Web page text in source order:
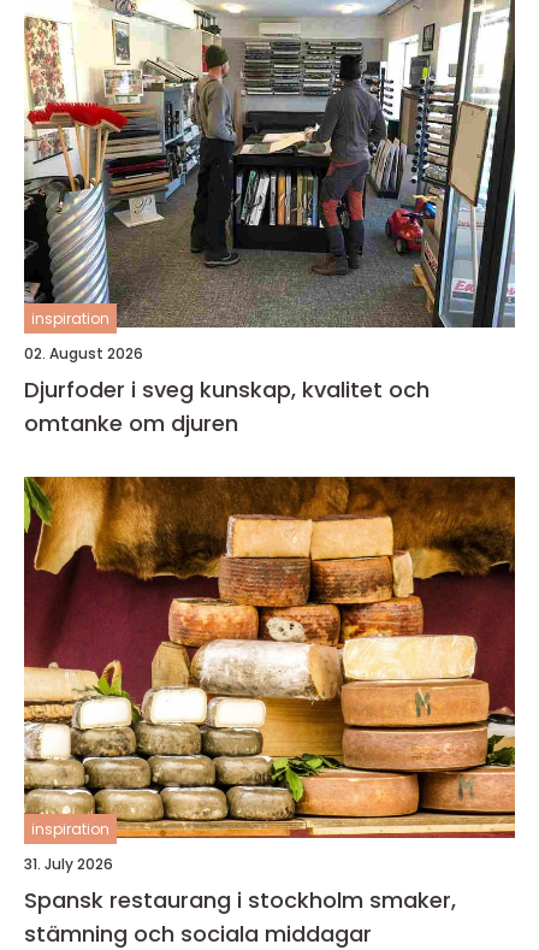
inspiration
02. August 2026
Djurfoder i sveg kunskap, kvalitet och
omtanke om djuren
inspiration
31. July 2026
Spansk restaurang i stockholm smaker,
stämning och sociala middagar